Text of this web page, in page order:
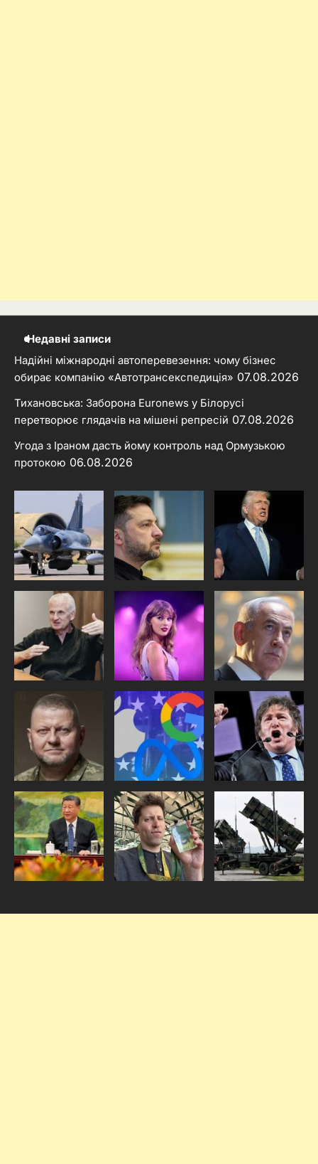
Недавні записи
Надійні міжнародні автоперевезення: чому бізнес
обирає компанію «Автотрансекспедиція» 07.08.2026
Тихановська: Заборона Euronews у Білорусі
перетворює глядачів на мішені репресій 07.08.2026
Угода з Іраном дасть йому контроль над Ормузькою
протокою 06.08.2026